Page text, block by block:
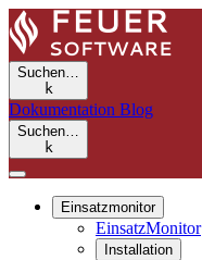
Suchen…
k
Dokumentation Blog
Suchen…
k
Einsatzmonitor
EinsatzMonitor
Installation